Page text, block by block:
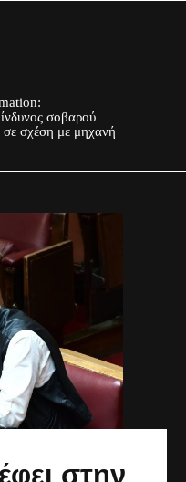
σοβαρού
σε σχέση με μηχανή
στην